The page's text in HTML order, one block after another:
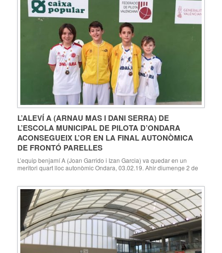
L’ALEVÍ A (ARNAU MAS I DANI SERRA) DE
L’ESCOLA MUNICIPAL DE PILOTA D’ONDARA
ACONSEGUEIX L’OR EN LA FINAL AUTONÒMICA
DE FRONTÓ PARELLES
L’equip benjamí A (Joan Garrido i Izan Garcia) va quedar en un
meritori quart lloc autonòmic Ondara, 03.02.19. Ahir diumenge 2 de
d’Ondara, entrenada per Juanma Garrido i Néstor Portes, havia
aconseguit classificar a […]